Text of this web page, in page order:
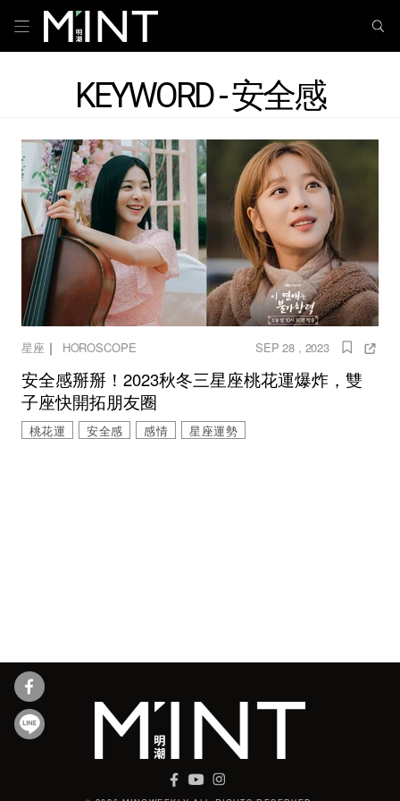
KEYWORD - 安全感
星座 ｜ HOROSCOPE SEP 28 , 2023
安全感掰掰！2023秋冬三星座桃花運爆炸，雙
子座快開拓朋友圈
桃花運 安全感 感情 星座運勢